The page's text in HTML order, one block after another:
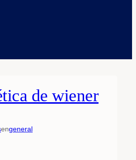
de wiener
engeneral